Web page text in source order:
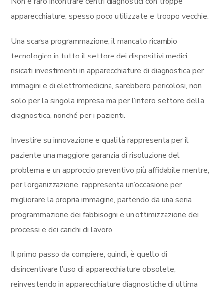
apparecchiature, spesso poco utilizzate e troppo vecchie.
Una scarsa programmazione, il mancato ricambio
tecnologico in tutto il settore dei dispositivi medici,
risicati investimenti in apparecchiature di diagnostica per
immagini e di elettromedicina, sarebbero pericolosi, non
solo per la singola impresa ma per l’intero settore della
diagnostica, nonché per i pazienti.
Investire su innovazione e qualità rappresenta per il
paziente una maggiore garanzia di risoluzione del
problema e un approccio preventivo più affidabile mentre,
per l’organizzazione, rappresenta un’occasione per
migliorare la propria immagine, partendo da una seria
programmazione dei fabbisogni e un’ottimizzazione dei
processi e dei carichi di lavoro.
Il primo passo da compiere, quindi, è quello di
disincentivare l’uso di apparecchiature obsolete,
reinvestendo in apparecchiature diagnostiche di ultima